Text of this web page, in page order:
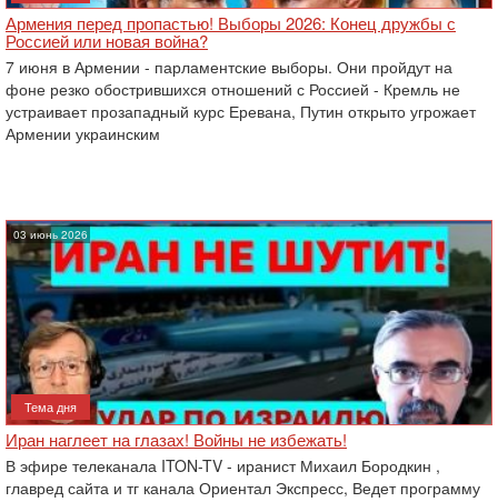
Армения перед пропастью! Выборы 2026: Конец дружбы с
Россией или новая война?
7 июня в Армении - парламентские выборы. Они пройдут на
фоне резко обострившихся отношений с Россией - Кремль не
устраивает прозападный курс Еревана, Путин открыто угрожает
Армении украинским
03 июнь 2026
Тема дня
Иран наглеет на глазах! Войны не избежать!
В эфире телеканала ITON-TV - иранист Михаил Бородкин ,
главред сайта и тг канала Ориентал Экспресс, Ведет программу